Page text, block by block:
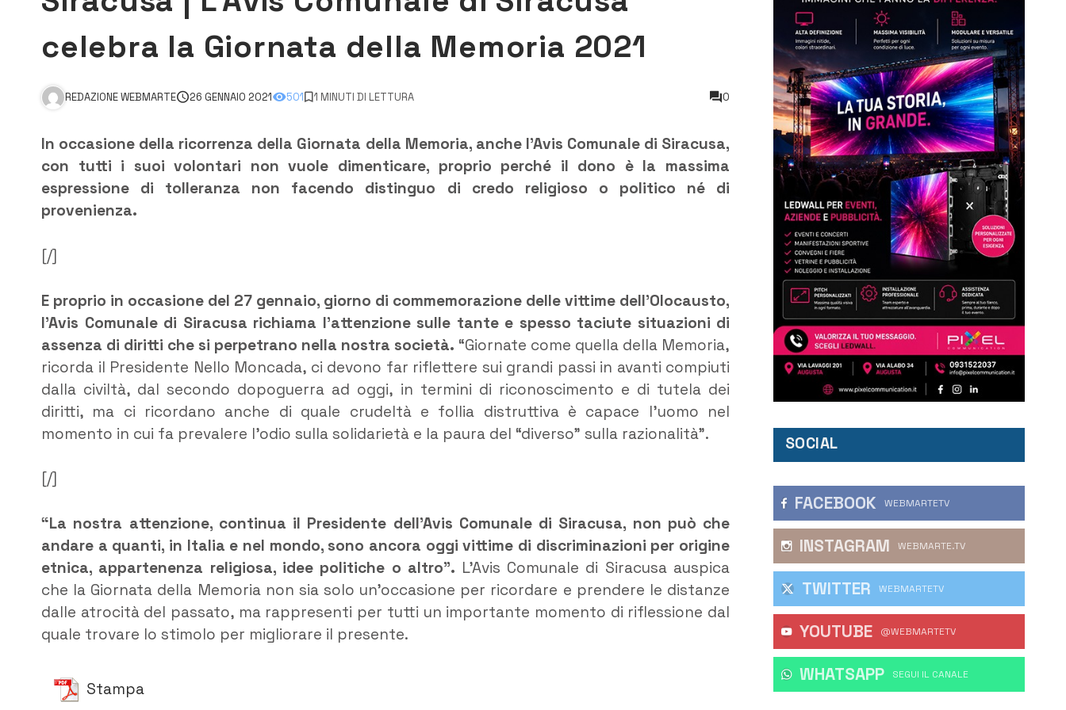
celebra la Giornata della Memoria 2021
REDAZIONE WEBMARTE 26 GENNAIO 2021 501 1 MINUTI DI LETTURA 0
In occasione della ricorrenza della Giornata della Memoria, anche l’Avis Comunale di Siracusa,
con tutti i suoi volontari non vuole dimenticare, proprio perché il dono è la massima
espressione di tolleranza non facendo distinguo di credo religioso o politico né di
provenienza.
[/]
E proprio in occasione del 27 gennaio, giorno di commemorazione delle vittime dell’Olocausto,
l’Avis Comunale di Siracusa richiama l’attenzione sulle tante e spesso taciute situazioni di
assenza di diritti che si perpetrano nella nostra società. “Giornate come quella della Memoria,
ricorda il Presidente Nello Moncada, ci devono far riflettere sui grandi passi in avanti compiuti
dalla civiltà, dal secondo dopoguerra ad oggi, in termini di riconoscimento e di tutela dei
diritti, ma ci ricordano anche di quale crudeltà e follia distruttiva è capace l’uomo nel
momento in cui fa prevalere l’odio sulla solidarietà e la paura del “diverso” sulla razionalità”.
[/]
“La nostra attenzione, continua il Presidente dell’Avis Comunale di Siracusa, non può che
andare a quanti, in Italia e nel mondo, sono ancora oggi vittime di discriminazioni per origine
etnica, appartenenza religiosa, idee politiche o altro”. L’Avis Comunale di Siracusa auspica
che la Giornata della Memoria non sia solo un’occasione per ricordare e prendere le distanze
dalle atrocità del passato, ma rappresenti per tutti un importante momento di riflessione dal
quale trovare lo stimolo per migliorare il presente.
Stampa
SOCIAL
FACEBOOK WEBMARTETV
INSTAGRAM WEBMARTE.TV
TWITTER WEBMARTETV
YOUTUBE @WEBMARTETV
WHATSAPP ‎SEGUI IL CANALE